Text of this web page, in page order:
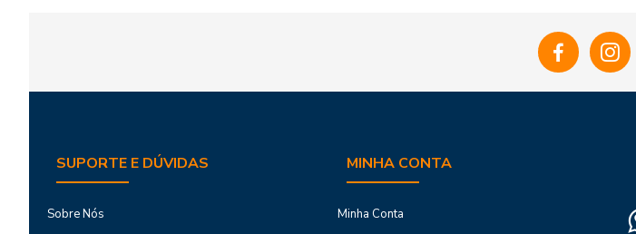
SUPORTE E DÚVIDAS
Sobre Nós
MINHA CONTA
Minha Conta